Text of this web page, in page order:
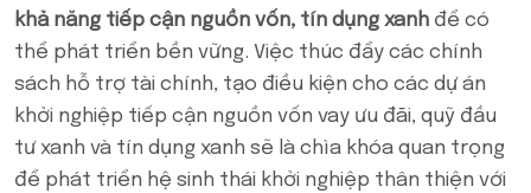
khả năng tiếp cận nguồn vốn, tín dụng xanh để có
thể phát triển bền vững. Việc thúc đẩy các chính
sách hỗ trợ tài chính, tạo điều kiện cho các dự án
khởi nghiệp tiếp cận nguồn vốn vay ưu đãi, quỹ đầu
tư xanh và tín dụng xanh sẽ là chìa khóa quan trọng
để phát triển hệ sinh thái khởi nghiệp thân thiện với